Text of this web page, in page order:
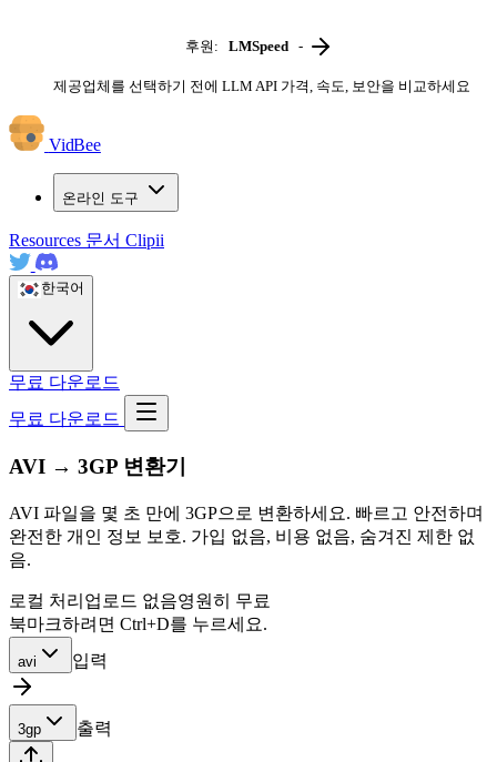
후원: LMSpeed -
제공업체를 선택하기 전에 LLM API 가격, 속도, 보안을 비교하세요
VidBee
온라인 도구
Resources 문서 Clipii
한국어
무료 다운로드
무료 다운로드
AVI → 3GP 변환기
AVI 파일을 몇 초 만에 3GP으로 변환하세요. 빠르고 안전하며
완전한 개인 정보 보호. 가입 없음, 비용 없음, 숨겨진 제한 없
음.
로컬 처리 업로드 없음영원히 무료
북마크하려면 Ctrl+D를 누르세요.
avi 입력
3gp 출력